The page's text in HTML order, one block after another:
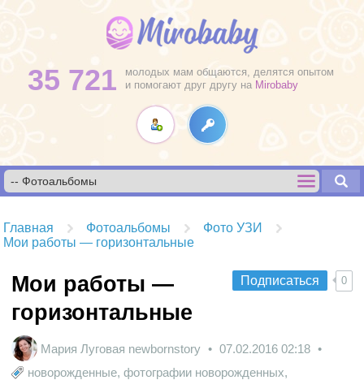
35 721
молодых мам общаются, делятся опытом
и помогают друг другу на Mirobaby
Главная Фотоальбомы
Фото УЗИ
Мои работы — горизонтальные
Подписаться 0
Мои работы —
горизонтальные
Мария Луговая newbornstory 07.02.2016 02:18
новорожденные, фотографии новорожденных,